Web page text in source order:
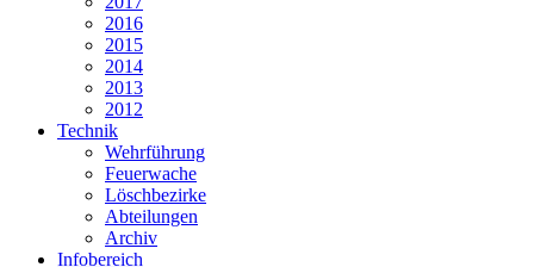
2016
2015
2014
2013
2012
Technik
Wehrführung
Feuerwache
Löschbezirke
Abteilungen
Archiv
Infobereich